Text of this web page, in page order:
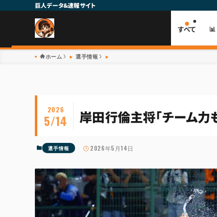
巨人データ&速報サイト
すべて
ホーム 選手情報
岸田行倫主将「チーム力
2026
5/14
選手情報 2026年5月14日